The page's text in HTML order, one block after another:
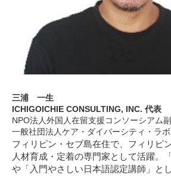
三浦 一生
ICHIGOICHIE CONSULTING, INC. 代表
NPO法人外国人在留支援コンソーシアム
一般社団法人ケア・ダイバーシティ・ラ
フィリピン・セブ島在住で、フィリピ
人材育成・定着の専門家として活躍。
や「入門やさしい日本語認定講師」と